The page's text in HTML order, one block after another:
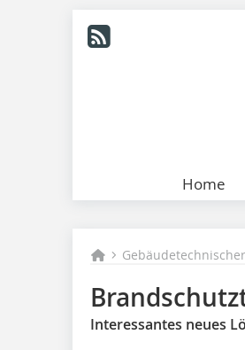
Home
Interessantes neues